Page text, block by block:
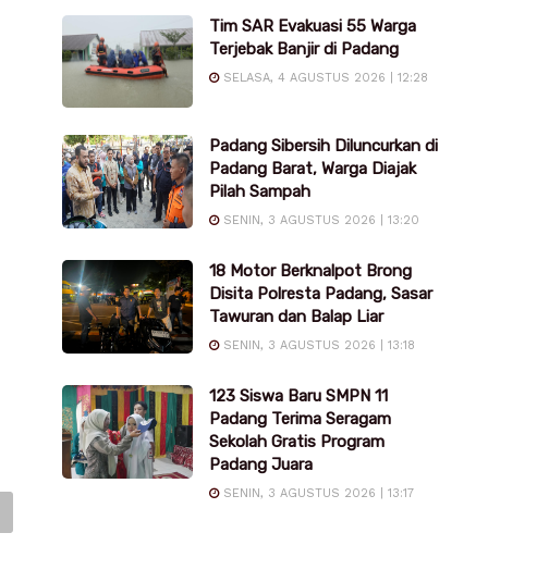
Tim SAR Evakuasi 55 Warga
Terjebak Banjir di Padang
SELASA, 4 AGUSTUS 2026 | 12:28
Padang Sibersih Diluncurkan di
Padang Barat, Warga Diajak
Pilah Sampah
SENIN, 3 AGUSTUS 2026 | 13:20
18 Motor Berknalpot Brong
Disita Polresta Padang, Sasar
Tawuran dan Balap Liar
SENIN, 3 AGUSTUS 2026 | 13:18
123 Siswa Baru SMPN 11
Padang Terima Seragam
Sekolah Gratis Program
Padang Juara
SENIN, 3 AGUSTUS 2026 | 13:17